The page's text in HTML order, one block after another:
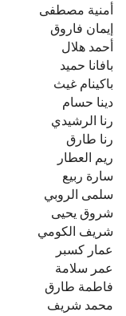
أمنية مصطفى
إيمان فاروق
أحمد هلال
بافانا حميد
باكينام غيث
دينا حسام
رنا الرشيدي
رنا طارق
ريم العطار
سارة ربيع
سلمى الروبي
شروق يحيى
شريف الكومي
عمار كسبر
عمر سلامة
فاطمة طارق
محمد شريف